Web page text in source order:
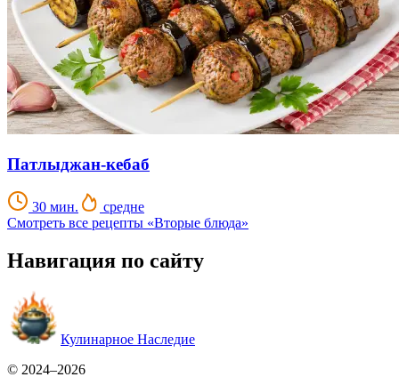
Патлыджан-кебаб
30 мин.
средне
Смотреть все рецепты «Вторые блюда»
Навигация по сайту
Кулинарное Наследие
© 2024–2026